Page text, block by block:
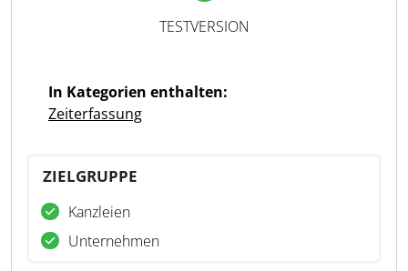
TESTVERSION
In Kategorien enthalten:
Zeiterfassung
ZIELGRUPPE
Kanzleien
Unternehmen